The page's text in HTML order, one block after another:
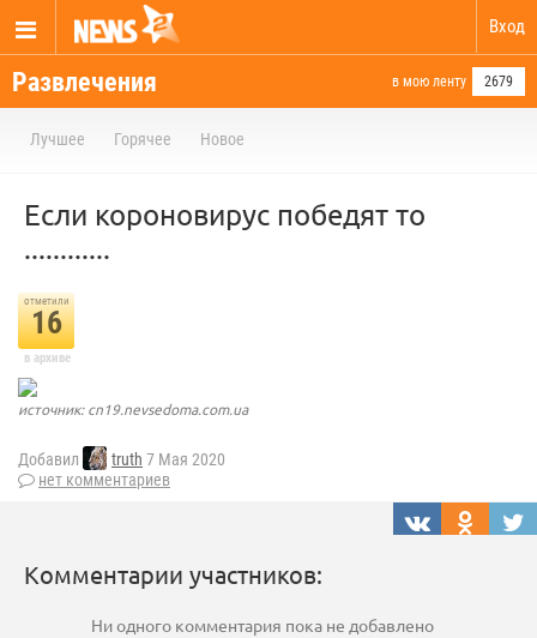
Вход
Развлечения в мою ленту 2679
Лучшее Горячее Новое
Если короновирус победят то
............
отметили
16
в архиве
источник: cn19.nevsedoma.com.ua
Добавил truth 7 Мая 2020
нет комментариев
Комментарии участников:
Ни одного комментария пока не добавлено